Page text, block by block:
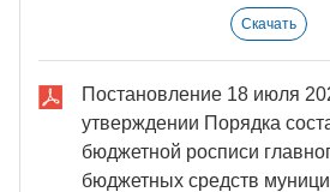
Скачать
Постановление 18 июля
утверждении Порядка
бюджетной росписи
бюджетных средств